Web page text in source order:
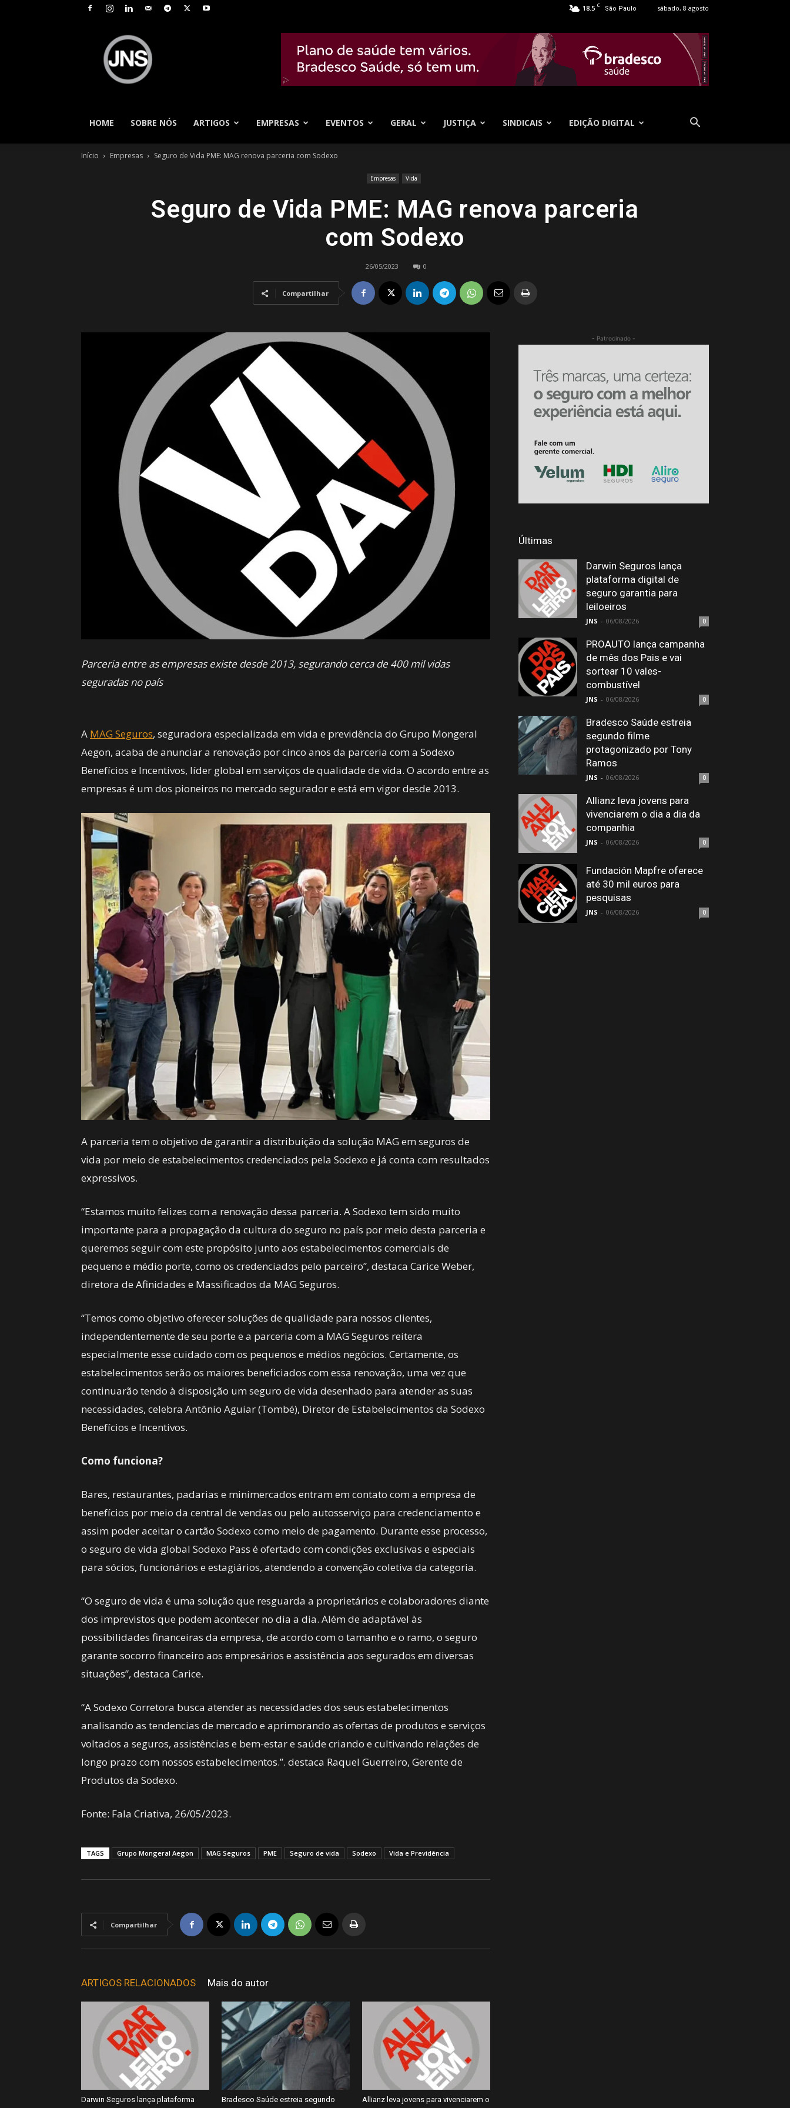
18.5 C São Paulo sábado, 8 agosto
HOME
SOBRE NÓS ARTIGOS EMPRESAS EVENTOS GERAL JUSTIÇA SINDICAIS EDIÇÃO DIGITAL
Início Empresas Seguro de Vida PME: MAG renova parceria com Sodexo
Empresas Vida
Seguro de Vida PME: MAG renova parceria
com Sodexo
26/05/2023 0
Compartilhar
Parceria entre as empresas existe desde 2013, segurando cerca de 400 mil vidas
seguradas no país
A MAG Seguros, seguradora especializada em vida e previdência do Grupo Mongeral
Aegon, acaba de anunciar a renovação por cinco anos da parceria com a Sodexo
Benefícios e Incentivos, líder global em serviços de qualidade de vida. O acordo entre as
empresas é um dos pioneiros no mercado segurador e está em vigor desde 2013.
A parceria tem o objetivo de garantir a distribuição da solução MAG em seguros de
vida por meio de estabelecimentos credenciados pela Sodexo e já conta com resultados
expressivos.
“Estamos muito felizes com a renovação dessa parceria. A Sodexo tem sido muito
importante para a propagação da cultura do seguro no país por meio desta parceria e
queremos seguir com este propósito junto aos estabelecimentos comerciais de
pequeno e médio porte, como os credenciados pelo parceiro”, destaca Carice Weber,
diretora de Afinidades e Massificados da MAG Seguros.
“Temos como objetivo oferecer soluções de qualidade para nossos clientes,
independentemente de seu porte e a parceria com a MAG Seguros reitera
especialmente esse cuidado com os pequenos e médios negócios. Certamente, os
estabelecimentos serão os maiores beneficiados com essa renovação, uma vez que
continuarão tendo à disposição um seguro de vida desenhado para atender as suas
necessidades, celebra Antônio Aguiar (Tombé), Diretor de Estabelecimentos da Sodexo
Benefícios e Incentivos.
Como funciona?
Bares, restaurantes, padarias e minimercados entram em contato com a empresa de
benefícios por meio da central de vendas ou pelo autosserviço para credenciamento e
assim poder aceitar o cartão Sodexo como meio de pagamento. Durante esse processo,
o seguro de vida global Sodexo Pass é ofertado com condições exclusivas e especiais
para sócios, funcionários e estagiários, atendendo a convenção coletiva da categoria.
“O seguro de vida é uma solução que resguarda a proprietários e colaboradores diante
dos imprevistos que podem acontecer no dia a dia. Além de adaptável às
possibilidades financeiras da empresa, de acordo com o tamanho e o ramo, o seguro
garante socorro financeiro aos empresários e assistência aos segurados em diversas
situações”, destaca Carice.
“A Sodexo Corretora busca atender as necessidades dos seus estabelecimentos
analisando as tendencias de mercado e aprimorando as ofertas de produtos e serviços
voltados a seguros, assistências e bem-estar e saúde criando e cultivando relações de
longo prazo com nossos estabelecimentos.”. destaca Raquel Guerreiro, Gerente de
Produtos da Sodexo.
Fonte: Fala Criativa, 26/05/2023.
TAGS Grupo Mongeral Aegon MAG Seguros PME Seguro de vida Sodexo Vida e Previdência
Compartilhar
ARTIGOS RELACIONADOS Mais do autor
Darwin Seguros lança plataforma
Bradesco Saúde estreia segundo
Allianz leva jovens para vivenciarem o
- Patrocinado -
Últimas
Darwin Seguros lança
plataforma digital de
seguro garantia para
leiloeiros
JNS - 06/08/2026 0
PROAUTO lança campanha
de mês dos Pais e vai
sortear 10 vales-
combustível
JNS - 06/08/2026 0
Bradesco Saúde estreia
segundo filme
protagonizado por Tony
Ramos
JNS - 06/08/2026 0
Allianz leva jovens para
vivenciarem o dia a dia da
companhia
JNS - 06/08/2026 0
Fundación Mapfre oferece
até 30 mil euros para
pesquisas
JNS - 06/08/2026 0